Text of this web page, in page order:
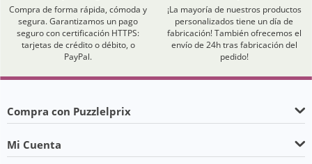
Compra de forma rápida, cómoda y
segura. Garantizamos un pago
seguro con certificación HTTPS:
tarjetas de crédito o débito, o
PayPal.
¡La mayoría de nuestros productos
personalizados tiene un día de
fabricación! También ofrecemos el
envío de 24h tras fabricación del
pedido!
Compra con Puzzlelprix
Mi Cuenta